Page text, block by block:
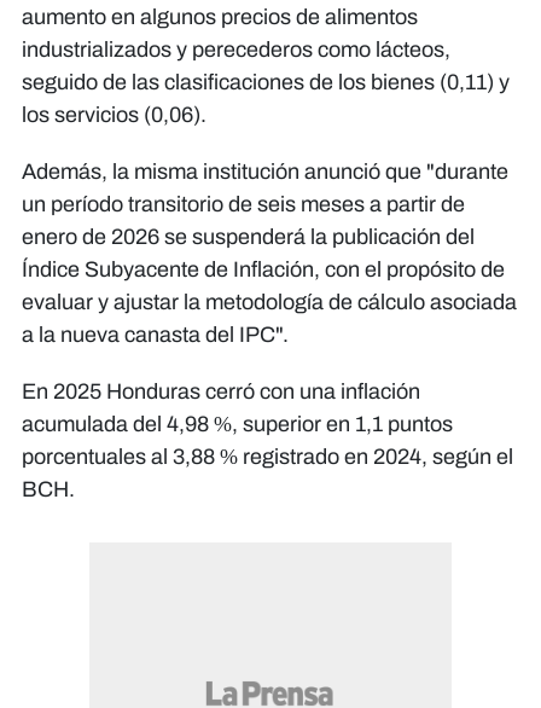
aumento en algunos precios de alimentos
industrializados y perecederos como lácteos,
seguido de las clasificaciones de los bienes (0,11) y
los servicios (0,06).
Además, la misma institución anunció que "durante
un período transitorio de seis meses a partir de
enero de 2026 se suspenderá la publicación del
Índice Subyacente de Inflación, con el propósito de
evaluar y ajustar la metodología de cálculo asociada
a la nueva canasta del IPC".
En 2025 Honduras cerró con una inflación
acumulada del 4,98 %, superior en 1,1 puntos
porcentuales al 3,88 % registrado en 2024, según el
BCH.